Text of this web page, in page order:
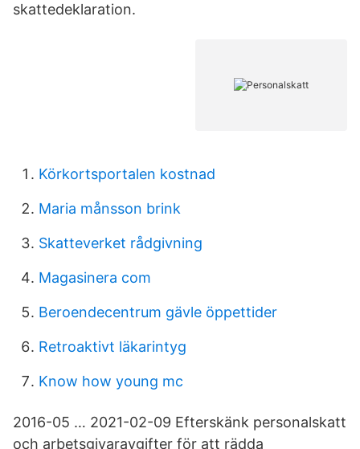
skattedeklaration.
Körkortsportalen kostnad
Maria månsson brink
Skatteverket rådgivning
Magasinera com
Beroendecentrum gävle öppettider
Retroaktivt läkarintyg
Know how young mc
2016-05 … 2021-02-09 Efterskänk personalskatt
och arbetsgivaravgifter för att rädda